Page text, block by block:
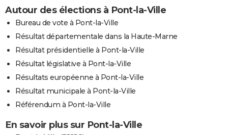
Autour des élections à Pont-la-Ville
Bureau de vote à Pont-la-Ville
Résultat départementale dans la Haute-Marne
Résultat présidentielle à Pont-la-Ville
Résultat législative à Pont-la-Ville
Résultats européenne à Pont-la-Ville
Résultat municipale à Pont-la-Ville
Référendum à Pont-la-Ville
En savoir plus sur Pont-la-Ville